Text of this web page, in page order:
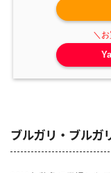
ブルガリ・ブルガ